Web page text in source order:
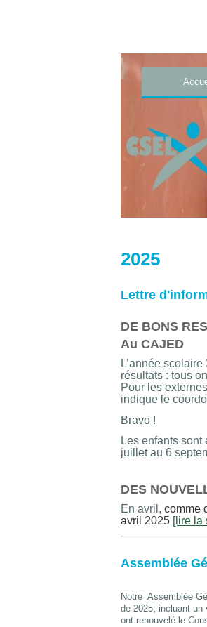
2025
Lettre
DE BONS
Au CAJED
L’année
résultats : tous
Pour les
indique le
Bravo !
Les enfants
juillet au 6
DES
En avril, comme
avril 2025 [lire la
Assemblée
Notre Assemblée
de 2025, incluant
ont renouvelé le